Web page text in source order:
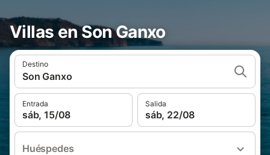
Villas en Son Ganxo
Destino
Son Ganxo
Entrada
sáb, 15/08
Salida
sáb, 22/08
Huéspedes